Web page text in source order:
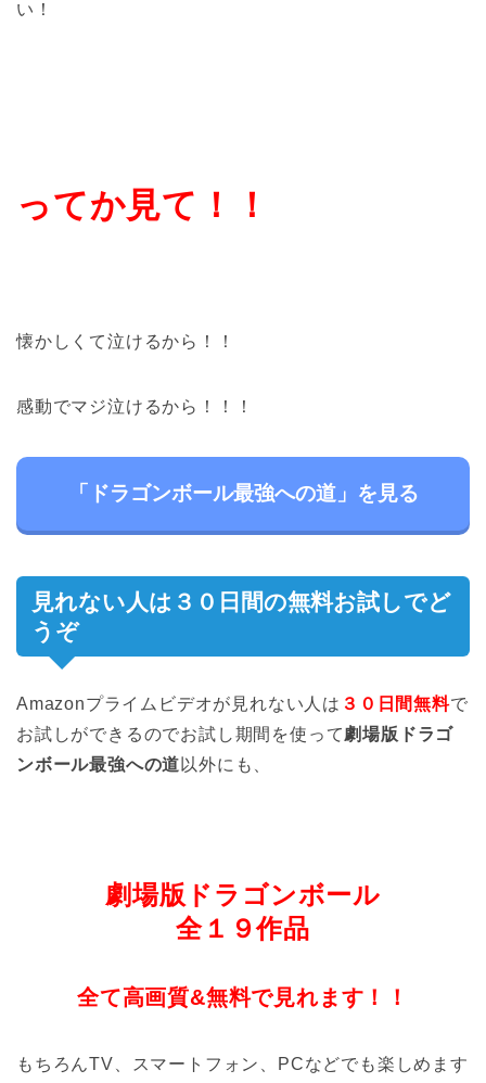
い！
ってか見て！！
懐かしくて泣けるから！！
感動でマジ泣けるから！！！
「ドラゴンボール最強への道」を見る
見れない人は３０日間の無料お試しでど
うぞ
Amazonプライムビデオが見れない人は ３０日間無料で
お試しができるのでお試し期間を使って劇場版ドラゴ
ンボール最強への道 以外にも、
劇場版ドラゴンボール
全１９作品
全て高画質&無料で見れます！！
もちろんTV、スマートフォン、PCなどでも楽しめます